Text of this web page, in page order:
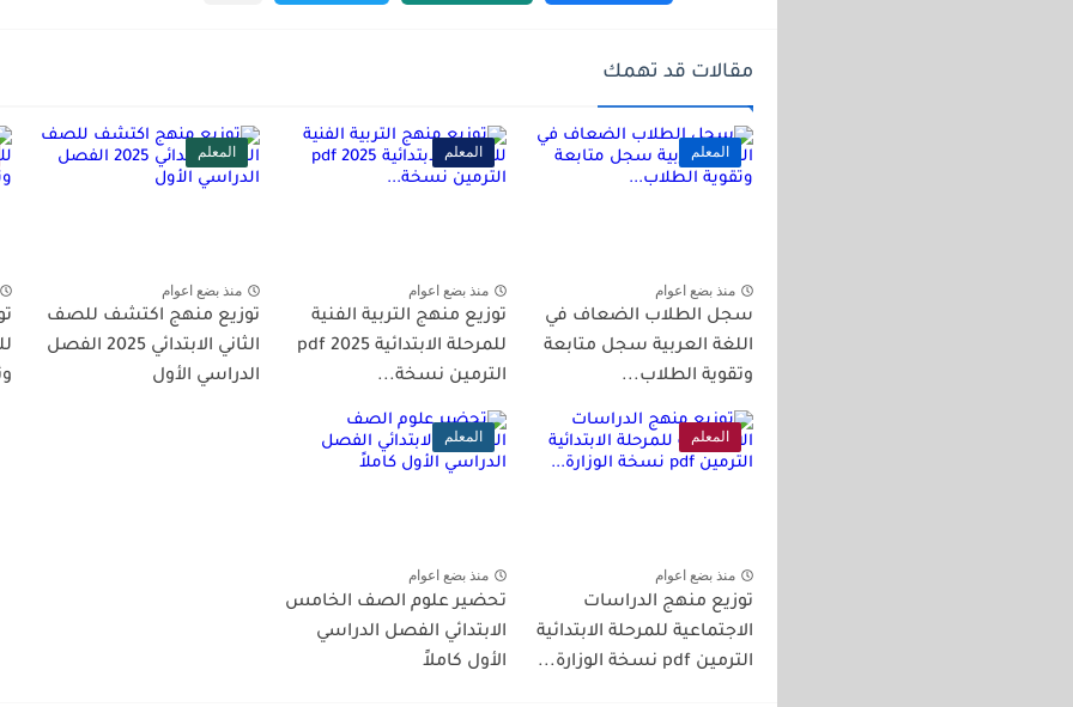
مقالات قد تهمك
المعلم
منذ بضع اعوام
سجل الطلاب الضعاف في
اللغة العربية سجل متابعة
وتقوية الطلاب...
المعلم
منذ بضع اعوام
توزيع منهج التربية الفنية
للمرحلة الابتدائية 2025 pdf
الترمين نسخة...
المعلم
منذ بضع اعوام
توزيع منهج اكتشف للصف
الثاني الابتدائي 2025 الفصل
الدراسي الأول
المعلم
منذ بضع اعوام
توزيع منهج الدراسات
الاجتماعية للمرحلة الابتدائية
الترمين pdf نسخة الوزارة...
المعلم
منذ بضع اعوام
تحضير علوم الصف الخامس
الابتدائي الفصل الدراسي
الأول كاملاً